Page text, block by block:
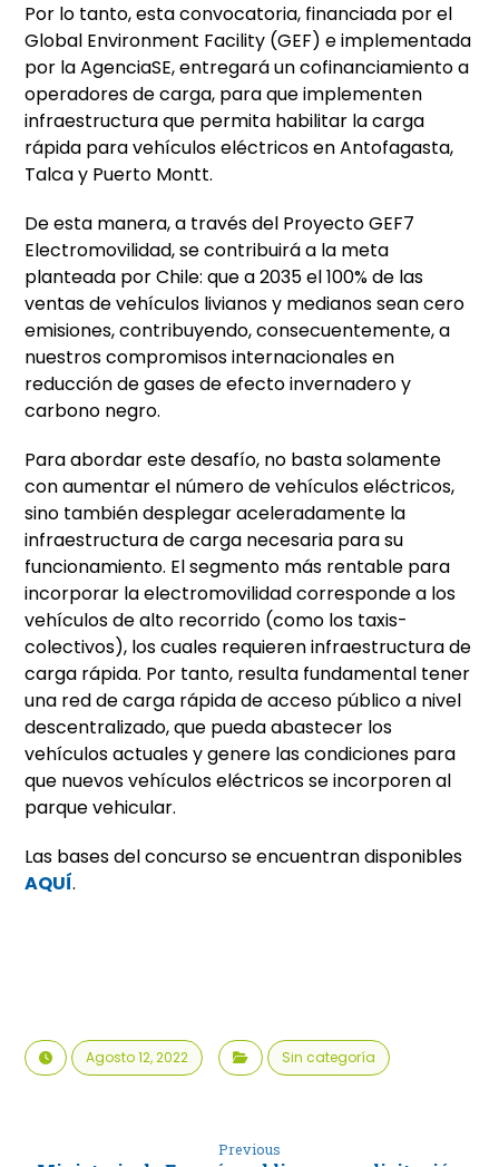
Por lo tanto, esta convocatoria, financiada por el
Global Environment Facility (GEF) e implementada
por la AgenciaSE, entregará un cofinanciamiento a
operadores de carga, para que implementen
infraestructura que permita habilitar la carga
rápida para vehículos eléctricos en Antofagasta,
Talca y Puerto Montt.
De esta manera, a través del Proyecto GEF7
Electromovilidad, se contribuirá a la meta
planteada por Chile: que a 2035 el 100% de las
ventas de vehículos livianos y medianos sean cero
emisiones, contribuyendo, consecuentemente, a
nuestros compromisos internacionales en
reducción de gases de efecto invernadero y
carbono negro.
Para abordar este desafío, no basta solamente
con aumentar el número de vehículos eléctricos,
sino también desplegar aceleradamente la
infraestructura de carga necesaria para su
funcionamiento. El segmento más rentable para
incorporar la electromovilidad corresponde a los
vehículos de alto recorrido (como los taxis-
colectivos), los cuales requieren infraestructura de
carga rápida. Por tanto, resulta fundamental tener
una red de carga rápida de acceso público a nivel
descentralizado, que pueda abastecer los
vehículos actuales y genere las condiciones para
que nuevos vehículos eléctricos se incorporen al
parque vehicular.
Las bases del concurso se encuentran disponibles
AQUÍ.
Agosto 12, 2022 Sin categoría
Previous